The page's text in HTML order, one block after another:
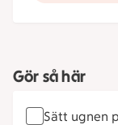
Gör så här
Sätt ugnen